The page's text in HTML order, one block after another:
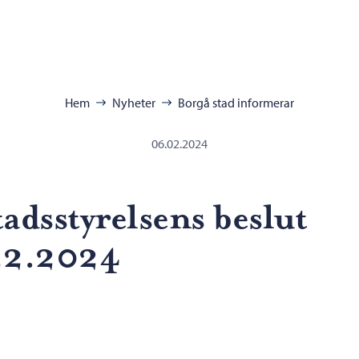
Hem Nyheter Borgå stad informerar
06.02.2024
beslut